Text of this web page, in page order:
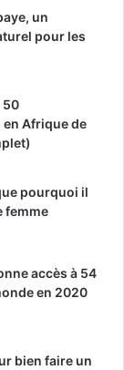
un
pour les
50
Afrique de
pourquoi il
femme
accès à 54
en 2020
bien faire un